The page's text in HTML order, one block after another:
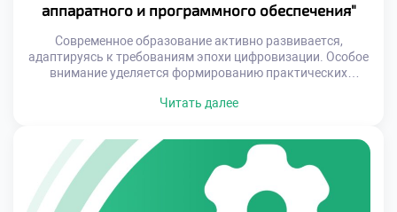
аппаратного и программного обеспечения"
Современное образование активно развивается,
адаптируясь к требованиям эпохи цифровизации. Особое
внимание уделяется формированию практических
Специальность «Наладчик аппаратного и программного
теория тесно переплетается с практикой. Интерактивные
методы становятся неотъемлемой частью этого
процесса, позволяя студентам глубже понять сложные
технические процессы. Профессиональная подготовка
предполагает овладение […]
Читать далее